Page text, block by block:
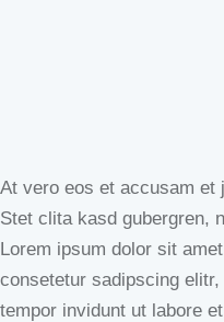
At vero eos et accusam et
Stet clita kasd gubergren,
Lorem ipsum dolor sit
consetetur sadipscing
tempor invidunt ut labore